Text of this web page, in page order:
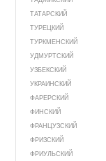
ТАТАРСКИЙ
ТУРЕЦКИЙ
ТУРКМЕНСКИЙ
УДМУРТСКИЙ
УЗБЕКСКИЙ
УКРАИНСКИЙ
ФАРЕРСКИЙ
ФИНСКИЙ
ФРАНЦУЗСКИЙ
ФРИЗСКИЙ
ФРИУЛЬСКИЙ